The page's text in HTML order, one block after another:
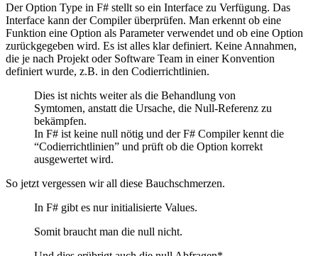
Der Option Type in F# stellt so ein Interface zu Verfügung. Das
Interface kann der Compiler überprüfen. Man erkennt ob eine
Funktion eine Option als Parameter verwendet und ob eine Option
zurückgegeben wird. Es ist alles klar definiert. Keine Annahmen,
die je nach Projekt oder Software Team in einer Konvention
definiert wurde, z.B. in den Codierrichtlinien.
Dies ist nichts weiter als die Behandlung von
Symtomen, anstatt die Ursache, die Null-Referenz zu
bekämpfen.
In F# ist keine null nötig und der F# Compiler kennt die
“Codierrichtlinien” und prüft ob die Option korrekt
ausgewertet wird.
So jetzt vergessen wir all diese Bauchschmerzen.
In F# gibt es nur initialisierte Values.
Somit braucht man die null nicht.